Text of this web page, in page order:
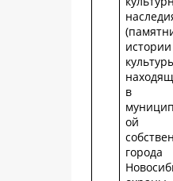
в
ой
города